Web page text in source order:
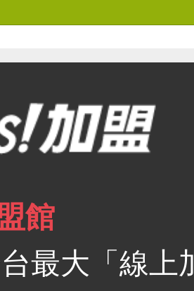
館
最大「線上